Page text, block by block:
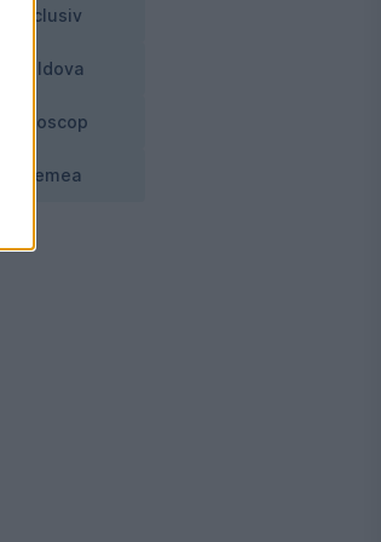
Exclusiv
Moldova
Horoscop
Vremea